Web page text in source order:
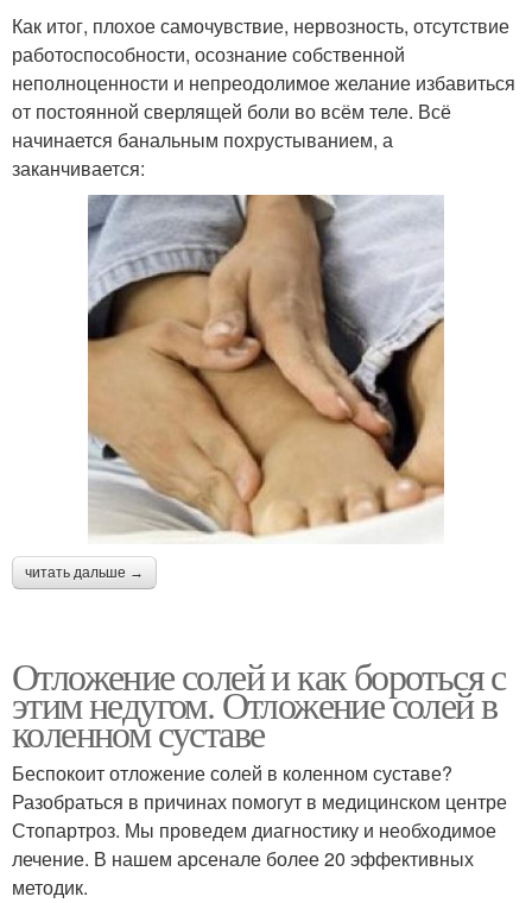
Как итог, плохое самочувствие, нервозность, отсутствие
работоспособности, осознание собственной
неполноценности и непреодолимое желание избавиться
от постоянной сверлящей боли во всём теле. Всё
начинается банальным похрустыванием, а
заканчивается:
читать дальше →
Отложение солей и как бороться с
этим недугом. Отложение солей в
коленном суставе
Беспокоит отложение солей в коленном суставе?
Разобраться в причинах помогут в медицинском центре
Стопартроз. Мы проведем диагностику и необходимое
лечение. В нашем арсенале более 20 эффективных
методик.